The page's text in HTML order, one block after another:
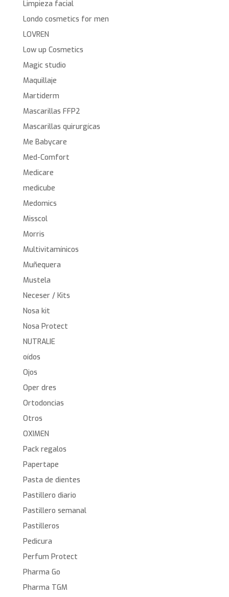
Limpieza facial
Londo cosmetics for men
LOVREN
Low up Cosmetics
Magic studio
Maquillaje
Martiderm
Mascarillas FFP2
Mascarillas quirurgícas
Me Babycare
Med-Comfort
Medicare
medicube
Medomics
Misscol
Morris
Multivitamínicos
Muñequera
Mustela
Neceser / Kits
Nosa kit
Nosa Protect
NUTRALIE
oídos
Ojos
Oper dres
Ortodoncias
Otros
OXIMEN
Pack regalos
Papertape
Pasta de dientes
Pastillero diario
Pastillero semanal
Pastilleros
Pedicura
Perfum Protect
Pharma Go
Pharma TGM